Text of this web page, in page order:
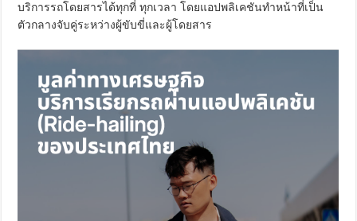
บริการรถโดยสารได้ทุกที่ ทุกเวลา โดยแอปพลิเคชันทำหน้าที่เป็น
ตัวกลางจับคู่ระหว่างผู้ขับขี่และผู้โดยสาร